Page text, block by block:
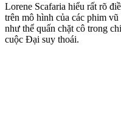
Lorene Scafaria hiểu rất rõ
trên mô hình của các phim
như thể quấn chặt cô trong
cuộc Đại suy thoái.